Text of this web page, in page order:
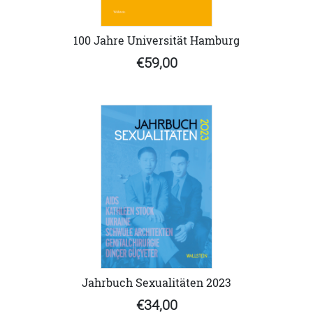
100 Jahre Universität Hamburg
€59,00
Jahrbuch Sexualitäten 2023
€34,00